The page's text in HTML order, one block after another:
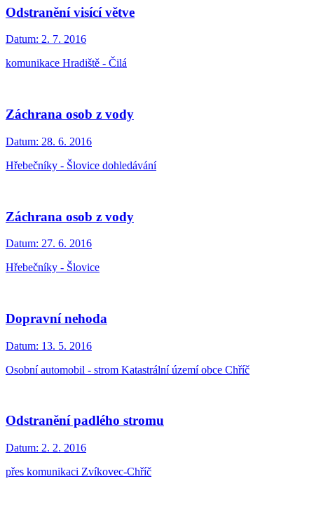
Odstranění visící větve
Datum: 2. 7. 2016
komunikace Hradiště - Čilá
Záchrana osob z vody
Datum: 28. 6. 2016
Hřebečníky - Šlovice dohledávání
Záchrana osob z vody
Datum: 27. 6. 2016
Hřebečníky - Šlovice
Dopravní nehoda
Datum: 13. 5. 2016
Osobní automobil - strom Katastrální území obce Chříč
Odstranění padlého stromu
Datum: 2. 2. 2016
přes komunikaci Zvíkovec-Chříč